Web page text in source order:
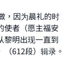
，因为晨礼的时
使者（愿主福安
明出现一直到
612段）辑录。